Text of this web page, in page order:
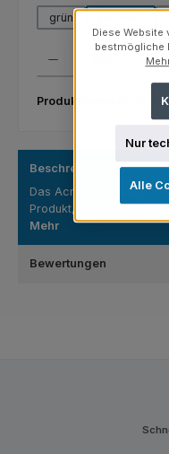
grün
Produkt Anzahl: Gib den
Produktnummer:
Beschreibung
Das Acryldose Fungi 15
Produkt, das in jeder
Mehr
Bewertungen
Diese Website
bestmögliche
Nur
Alle